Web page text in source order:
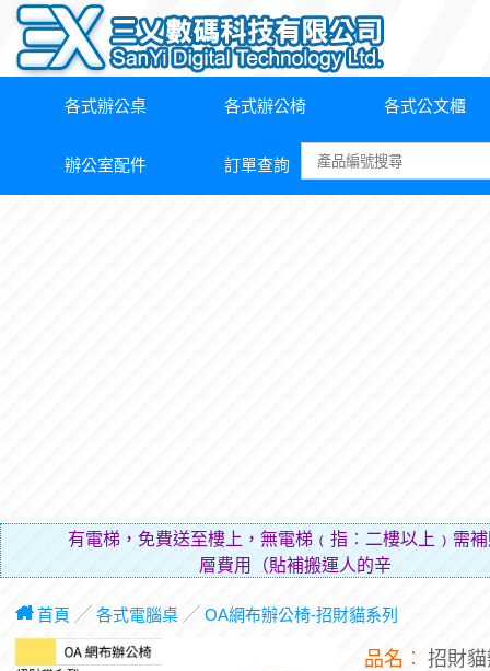
各式辦公桌 各式辦公椅 各式公文櫃
辦公室配件 訂單查詢
有電梯，免費送至樓上，無電梯﹙指︰二樓以上﹚需
層費用（貼補搬運人的辛勞）。
首頁 ╱ 各式電腦桌╱ OA網布辦公椅-招財貓系列
品名︰ 招財